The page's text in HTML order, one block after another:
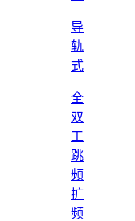
导
轨
式
全
双
工
跳
频
扩
频